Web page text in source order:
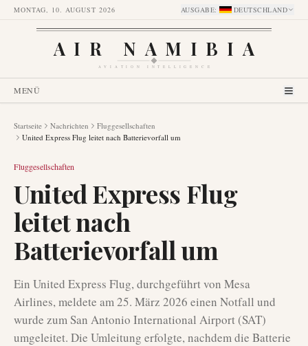
MONTAG, 10. AUGUST 2026 AUSGABE: DEUTSCHLAND
AIR NAMIBIA
AVIATION INTELLIGENCE
MENÜ
Startseite Nachrichten
Fluggesellschaften
United Express Flug leitet nach Batterievorfall um
Fluggesellschaften
United Express Flug
leitet nach
Batterievorfall um
Ein United Express Flug, durchgeführt von Mesa
Airlines, meldete am 25. März 2026 einen Notfall und
wurde zum San Antonio International Airport (SAT)
umgeleitet. Die Umleitung erfolgte, nachdem die Batterie